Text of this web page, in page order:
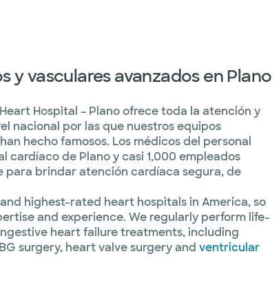
y vasculares avanzados en Plano
Hospital – Plano ofrece toda la atención y
nacional por las que nuestros equipos
hecho famosos. Los médicos del personal
cardíaco de Plano y casi 1,000 empleados
para brindar atención cardíaca segura, de
highest-rated heart hospitals in America, so
and experience. We regularly perform life-
heart failure treatments, including
surgery, heart valve surgery and ventricular